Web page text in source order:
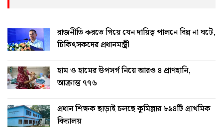
রাজনীতি করতে গিয়ে যেন দায়িত্ব পালনে বিঘ্ন না ঘটে,
চিকিৎসকদের প্রধানমন্ত্রী
হাম ও হামের উপসর্গ নিয়ে আরও ৪ প্রাণহানি,
আক্রান্ত ৭৭৬
প্রধান শিক্ষক ছাড়াই চলছে কুমিল্লার ৮৯৪টি প্রাথমিক
বিদ্যালয়